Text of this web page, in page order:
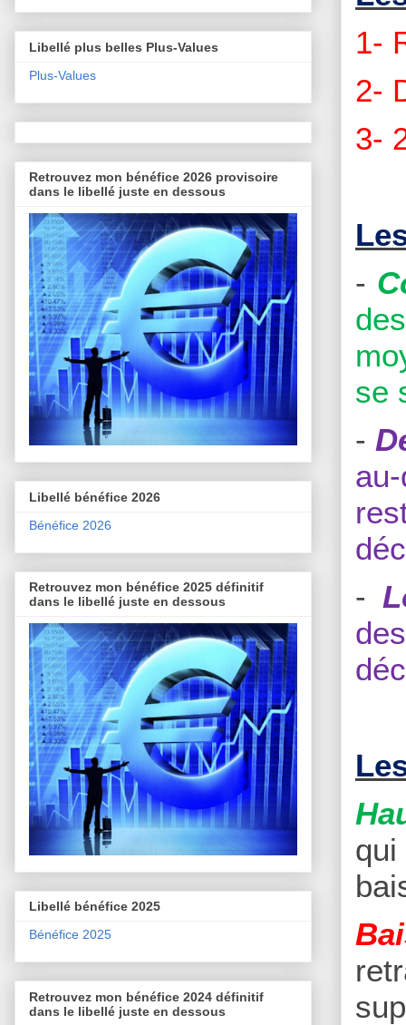
1-
2-
3-
-
se
-
-
Libellé plus belles Plus-Values
Plus-Values
Retrouvez mon bénéfice 2026 provisoire
dans le libellé juste en dessous
Libellé bénéfice 2026
Bénéfice 2026
Retrouvez mon bénéfice 2025 définitif
dans le libellé juste en dessous
Libellé bénéfice 2025
Bénéfice 2025
Retrouvez mon bénéfice 2024 définitif
dans le libellé juste en dessous